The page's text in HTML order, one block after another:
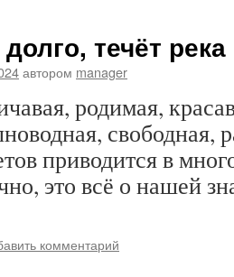
течёт
автором manager
родимая,
свободная,
приводится в
это всё о нашей
комментарий